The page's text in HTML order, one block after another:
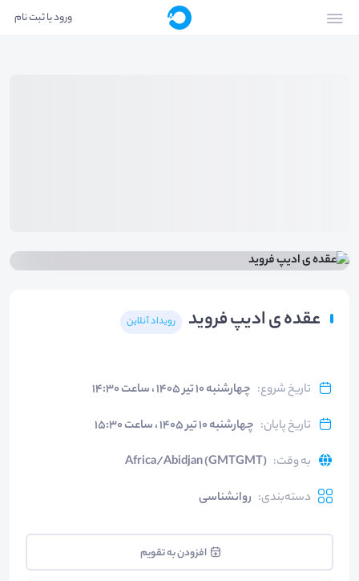
ورود یا ثبت نام
عقده ی ادیپ فروید رویداد آنلاین
تاریخ شروع: چهارشنبه ۱۰ تیر ۱۴۰۵ ، ساعت ۱۴:۳۰
تاریخ پایان: چهارشنبه ۱۰ تیر ۱۴۰۵ ، ساعت ۱۵:۳۰
به وقت:
Africa/Abidjan (GMTGMT)
دسته‌بندی: روانشناسی
افزودن به تقویم